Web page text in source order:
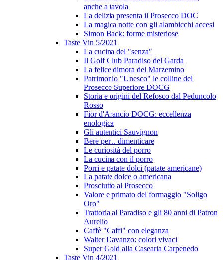
anche a tavola
La delizia presenta il Prosecco DOC
La magica notte con gli alambicchi accesi
Simon Back: forme misteriose
Taste Vin 5/2021
La cucina del "senza"
Il Golf Club Paradiso del Garda
La felice dimora del Marzemino
Patrimonio "Unesco" le colline del
Prosecco Superiore DOCG
Storia e origini del Refosco dal Peduncolo
Rosso
Fior d'Arancio DOCG: eccellenza
enologica
Gli autentici Sauvignon
Bere per... dimenticare
Le curiosità del porro
La cucina con il porro
Porri e patate dolci (patate americane)
La patate dolce o americana
Prosciutto al Prosecco
Valore e primato del formaggio "Soligo
Oro"
Trattoria al Paradiso e gli 80 anni di Patron
Aurelio
Caffè "Caffi" con eleganza
Walter Davanzo: colori vivaci
Super Gold alla Casearia Carpenedo
Taste Vin 4/2021